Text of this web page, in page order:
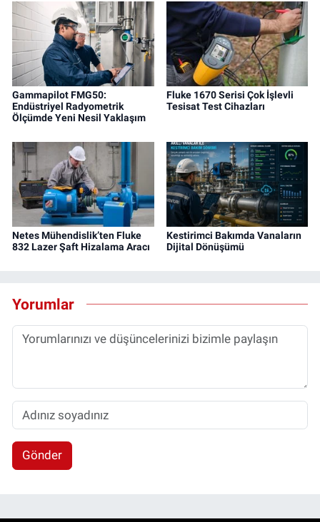
Gammapilot FMG50:
Endüstriyel Radyometrik
Ölçümde Yeni Nesil Yaklaşım
Fluke 1670 Serisi Çok İşlevli
Tesisat Test Cihazları
Netes Mühendislik’ten Fluke
832 Lazer Şaft Hizalama Aracı
Kestirimci Bakımda Vanaların
Dijital Dönüşümü
Yorumlar
Gönder